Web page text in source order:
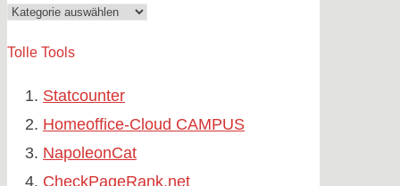
Kategorien
Tolle Tools
Statcounter
Homeoffice-Cloud CAMPUS
NapoleonCat
CheckPageRank.net